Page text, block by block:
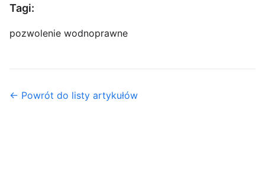
Tagi:
pozwolenie wodnoprawne
← Powrót do listy artykułów